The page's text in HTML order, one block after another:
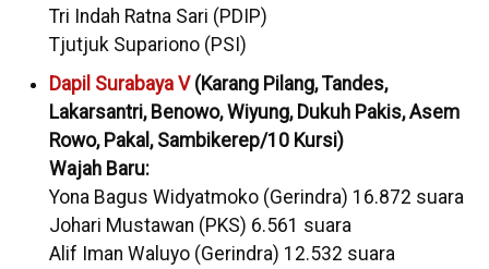
Tri Indah Ratna Sari (PDIP)
Tjutjuk Supariono (PSI)
Dapil Surabaya V(Karang Pilang, Tandes,
Lakarsantri, Benowo, Wiyung, Dukuh Pakis, Asem
Rowo, Pakal, Sambikerep/10 Kursi)
Wajah Baru:
Yona Bagus Widyatmoko (Gerindra) 16.872 suara
Johari Mustawan (PKS) 6.561 suara
Alif Iman Waluyo (Gerindra) 12.532 suara